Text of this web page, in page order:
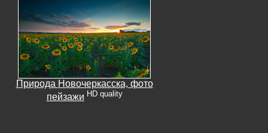
Природа Новочеркасска, фото
пейзажи HD quality